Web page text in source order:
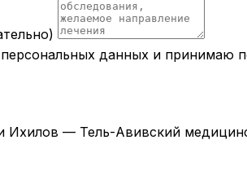
персональных данных и принимаю
Ихилов — Тель-Авивский